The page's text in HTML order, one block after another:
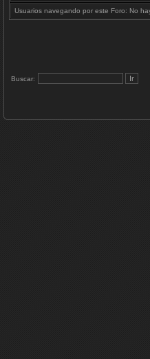
Usuarios navegando por este Foro: No
Buscar: